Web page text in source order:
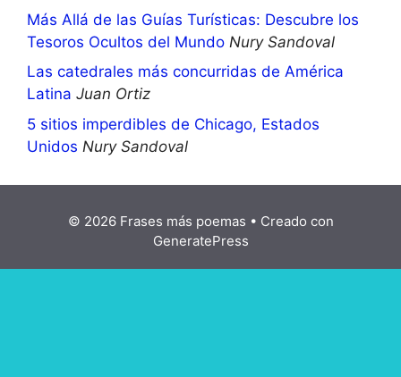
Más Allá de las Guías Turísticas: Descubre los
Tesoros Ocultos del Mundo Nury Sandoval
Las catedrales más concurridas de América
Latina Juan Ortiz
5 sitios imperdibles de Chicago, Estados
Unidos Nury Sandoval
© 2026 Frases más poemas • Creado con
GeneratePress